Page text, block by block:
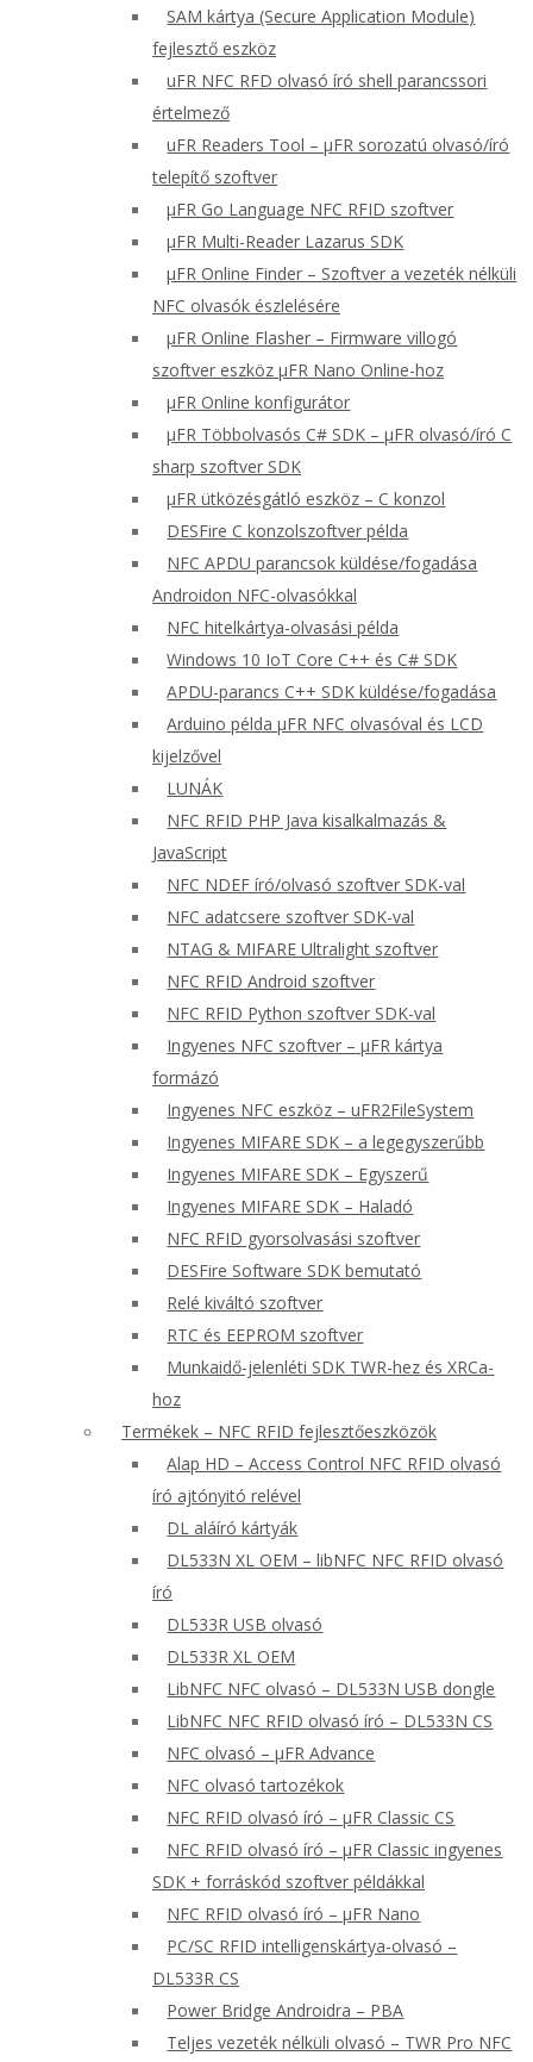
SAM kártya (Secure Application Module)
fejlesztő eszköz
uFR NFC RFD olvasó író shell parancssori
értelmező
uFR Readers Tool – μFR sorozatú olvasó/író
telepítő szoftver
μFR Go Language NFC RFID szoftver
μFR Multi-Reader Lazarus SDK
μFR Online Finder – Szoftver a vezeték nélküli
NFC olvasók észlelésére
μFR Online Flasher – Firmware villogó
szoftver eszköz μFR Nano Online-hoz
μFR Online konfigurátor
μFR Többolvasós C# SDK – μFR olvasó/író C
sharp szoftver SDK
μFR ütközésgátló eszköz – C konzol
DESFire C konzolszoftver példa
NFC APDU parancsok küldése/fogadása
Androidon NFC-olvasókkal
NFC hitelkártya-olvasási példa
Windows 10 IoT Core C++ és C# SDK
APDU-parancs C++ SDK küldése/fogadása
Arduino példa μFR NFC olvasóval és LCD
kijelzővel
LUNÁK
NFC RFID PHP Java kisalkalmazás &
JavaScript
NFC NDEF író/olvasó szoftver SDK-val
NFC adatcsere szoftver SDK-val
NTAG & MIFARE Ultralight szoftver
NFC RFID Android szoftver
NFC RFID Python szoftver SDK-val
Ingyenes NFC szoftver – μFR kártya
formázó
Ingyenes NFC eszköz – uFR2FileSystem
Ingyenes MIFARE SDK – a legegyszerűbb
Ingyenes MIFARE SDK – Egyszerű
Ingyenes MIFARE SDK – Haladó
NFC RFID gyorsolvasási szoftver
DESFire Software SDK bemutató
Relé kiváltó szoftver
RTC és EEPROM szoftver
Munkaidő-jelenléti SDK TWR-hez és XRCa-
hoz
Termékek – NFC RFID fejlesztőeszközök
Alap HD – Access Control NFC RFID olvasó
író ajtónyitó relével
DL aláíró kártyák
DL533N XL OEM – libNFC NFC RFID olvasó
író
DL533R USB olvasó
DL533R XL OEM
LibNFC NFC olvasó – DL533N USB dongle
LibNFC NFC RFID olvasó író – DL533N CS
NFC olvasó – μFR Advance
NFC olvasó tartozékok
NFC RFID olvasó író – μFR Classic CS
NFC RFID olvasó író – μFR Classic ingyenes
SDK + forráskód szoftver példákkal
NFC RFID olvasó író – μFR Nano
PC/SC RFID intelligenskártya-olvasó –
DL533R CS
Power Bridge Androidra – PBA
Teljes vezeték nélküli olvasó – TWR Pro NFC